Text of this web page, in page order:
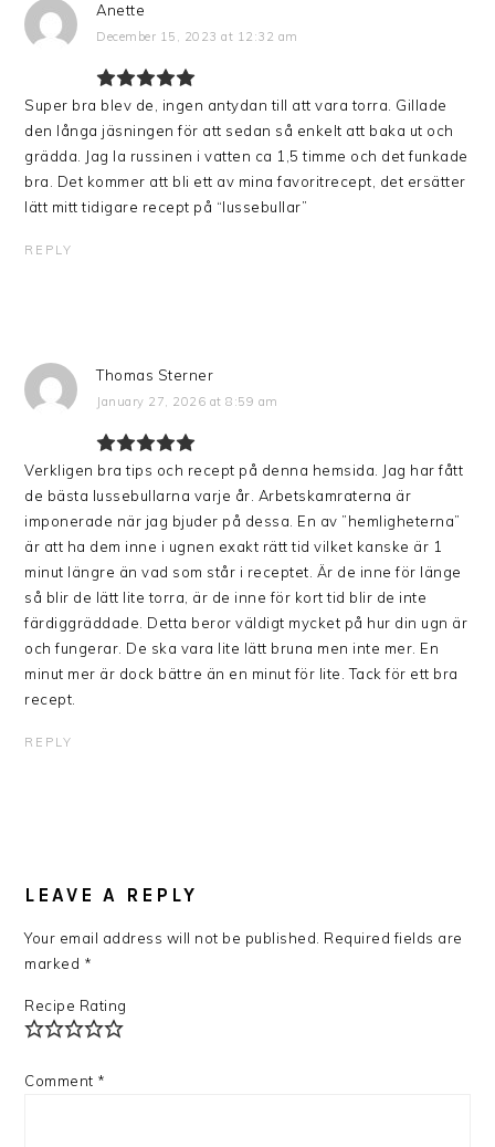
Anette
December 15, 2023 at 12:32 am
Super bra blev de, ingen antydan till att vara torra. Gillade
den långa jäsningen för att sedan så enkelt att baka ut och
grädda. Jag la russinen i vatten ca 1,5 timme och det funkade
bra. Det kommer att bli ett av mina favoritrecept, det ersätter
lätt mitt tidigare recept på “lussebullar”
REPLY
Thomas Sterner
January 27, 2026 at 8:59 am
Verkligen bra tips och recept på denna hemsida. Jag har fått
de bästa lussebullarna varje år. Arbetskamraterna är
imponerade när jag bjuder på dessa. En av ”hemligheterna”
är att ha dem inne i ugnen exakt rätt tid vilket kanske är 1
minut längre än vad som står i receptet. Är de inne för länge
så blir de lätt lite torra, är de inne för kort tid blir de inte
färdiggräddade. Detta beror väldigt mycket på hur din ugn är
och fungerar. De ska vara lite lätt bruna men inte mer. En
minut mer är dock bättre än en minut för lite. Tack för ett bra
recept.
REPLY
LEAVE A REPLY
Your email address will not be published. Required fields are
marked *
Recipe Rating
Comment *